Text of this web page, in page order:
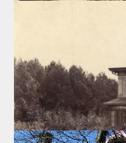
хижины, а местные
загородные дома
05.07.2020
Пансионат
Частный пансионат